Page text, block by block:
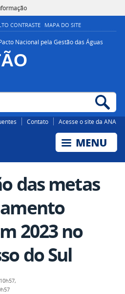
CONTRASTE MAPA DO SITE
Nacional pela Gestão das Águas
E SANEAMENTO BÁSICO
Contato Acesse o site da ANA
das metas
2023 no
do Sul